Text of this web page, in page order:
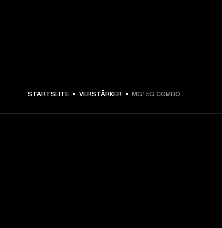
CHF 99 -
STARTSEITE VERSTÄRKER MG15G COMBO